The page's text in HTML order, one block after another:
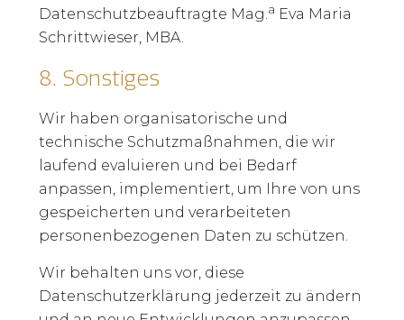
Datenschutzbeauftragte Mag.a Eva Maria
Schrittwieser, MBA.
8. Sonstiges
Wir haben organisatorische und
technische Schutzmaßnahmen, die wir
laufend evaluieren und bei Bedarf
anpassen, implementiert, um Ihre von uns
gespeicherten und verarbeiteten
personenbezogenen Daten zu schützen.
Wir behalten uns vor, diese
Datenschutzerklärung jederzeit zu ändern